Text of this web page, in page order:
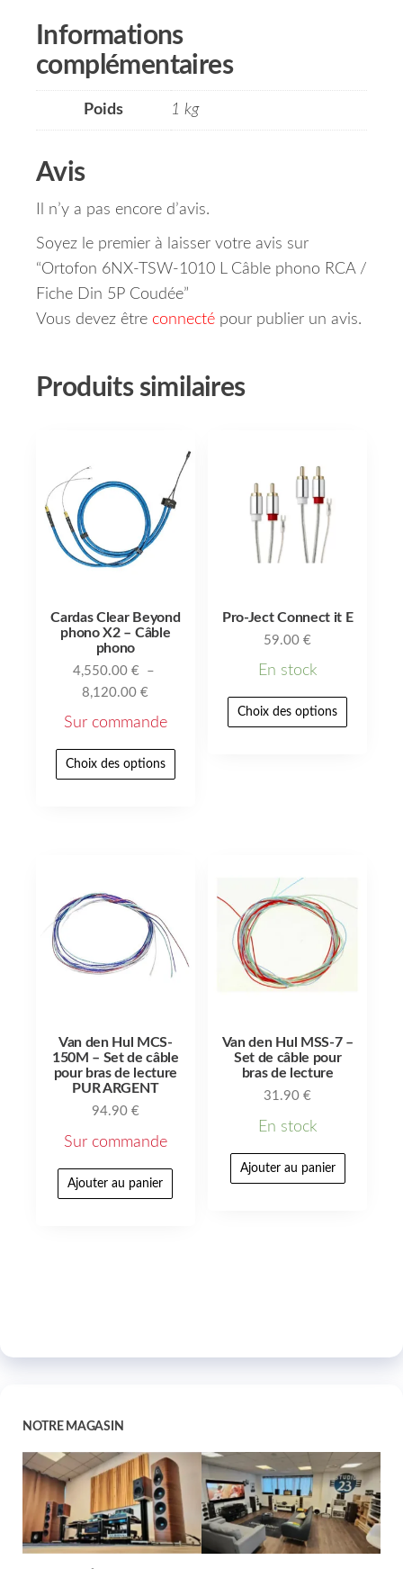
Informations
complémentaires
Poids 1 kg
Avis
Il n’y a pas encore d’avis.
Soyez le premier à laisser votre avis sur
“Ortofon 6NX-TSW-1010 L Câble phono RCA /
Fiche Din 5P Coudée”
Vous devez être connecté pour publier un avis.
Produits similaires
Cardas Clear Beyond
phono X2 – Câble
phono
4,550.00 €
–
8,120.00€
Sur commande
Choix des options
Pro-Ject Connect it E
59.00€
En stock
Choix des options
Van den Hul MCS-
150M – Set de câble
pour bras de lecture
PUR ARGENT
94.90 €
Sur commande
Ajouter au panier
Van den Hul MSS-7 –
Set de câble pour
bras de lecture
31.90€
En stock
Ajouter au panier
NOTRE MAGASIN